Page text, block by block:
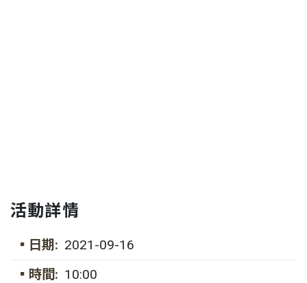
活動詳情
▪日期: 2021-09-16
▪時間: 10:00